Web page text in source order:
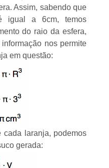
Assim, sabendo que
igual a 6cm, temos
do raio da esfera,
nos permite
em questão:
cada laranja, podemos
gerada: